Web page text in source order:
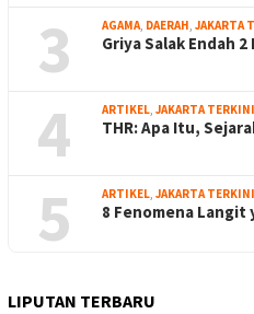
3 AGAMA, DAERAH, JAKARTA
Griya Salak Endah
4 ARTIKEL, JAKARTA TERKINI
THR: Apa Itu,
5 ARTIKEL, JAKARTA TERKINI
8 Fenomena Langit
LIPUTAN TERBARU